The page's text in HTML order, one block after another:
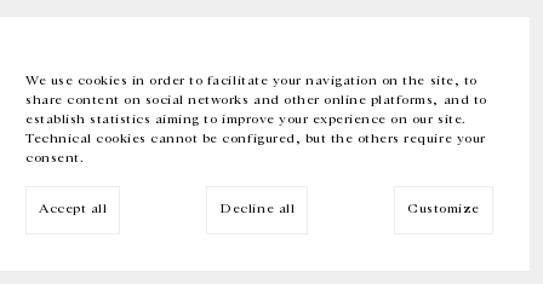
We use cookies in order to facilitate your navigation on the site, to
share content on social networks and other online platforms, and to
establish statistics aiming to improve your experience on our site.
Technical cookies cannot be configured, but the others require your
consent.
Accept all Decline all Customize
EN FR 中文 Facebook Instagram
Inscrivez-vous à notre newsletter